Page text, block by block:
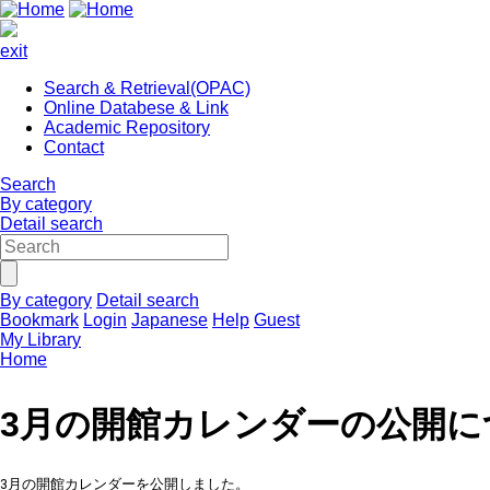
exit
Search & Retrieval(OPAC)
Online Databese & Link
Academic Repository
Contact
Search
By category
Detail search
By category Detail search
Bookmark Login Japanese Help Guest
My Library
Home
3月の開館カレンダーの公開
3月の開館カレンダーを公開しました。